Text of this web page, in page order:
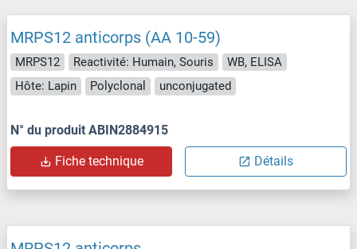
MRPS12 anticorps (AA 10-59)
MRPS12 Reactivité: Humain, Souris
WB, ELISA
Hôte: Lapin
Polyclonal unconjugated
N° du produit ABIN2884915
Fiche technique Détails